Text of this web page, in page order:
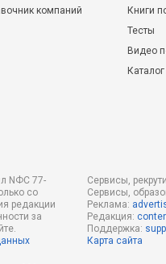
компаний
Книги
Тесты
Видео
NФС 77-
со
редакции
за
Сервисы,
Сервисы,
Реклама:
Редакция:
Поддержка:
Карта сайта